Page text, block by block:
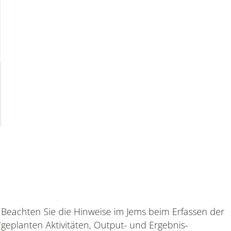
Beachten Sie die Hinweise im Jems beim Erfassen der
geplanten Aktivitäten, Output- und Ergebnis-